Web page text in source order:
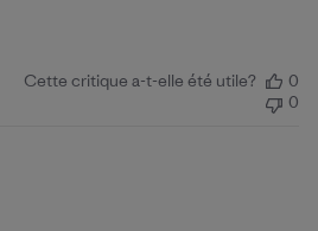
Cette critique a-t-elle été utile?
0
0